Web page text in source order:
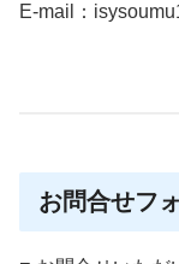
E-mail：
お問合せフ